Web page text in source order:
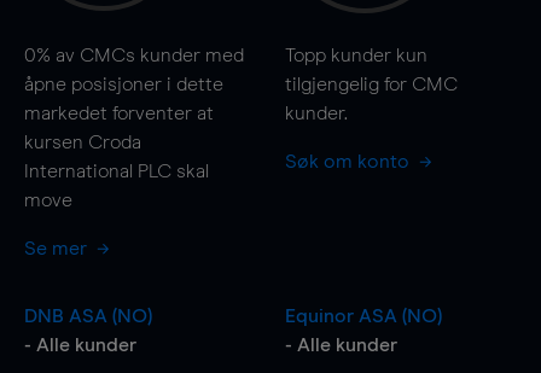
0% av CMCs kunder med
åpne posisjoner i dette
markedet forventer at
kursen Croda
International PLC skal
move
Se mer
Topp kunder kun
tilgjengelig for CMC
kunder.
Søk om konto
DNB ASA (NO)
- Alle kunder
Equinor ASA (NO)
- Alle kunder